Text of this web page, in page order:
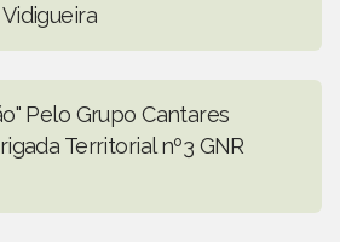
Pelo Grupo Cantares
Territorial nº3 GNR